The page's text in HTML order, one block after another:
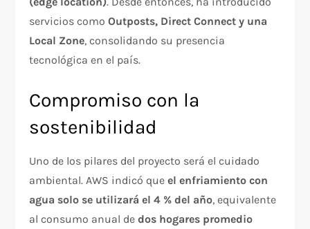
servicios comoOutposts, Direct Connect y una
Local Zone, consolidando su presencia
tecnológica en el país.
Compromiso con la
sostenibilidad
Uno de los pilares del proyecto será el cuidado
ambiental. AWS indicó queel enfriamiento con
agua solo se utilizará el 4 % del año, equivalente
al consumo anual dedos hogares promedio